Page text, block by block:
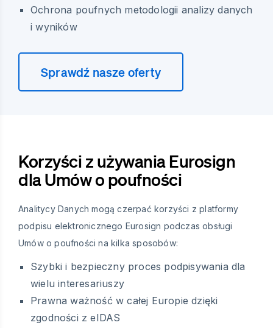
Ochrona poufnych metodologii analizy danych
i wyników
Sprawdź nasze oferty
Korzyści z używania Eurosign
dla Umów o poufności
Analitycy Danych mogą czerpać korzyści z platformy
podpisu elektronicznego Eurosign podczas obsługi
Umów o poufności na kilka sposobów:
Szybki i bezpieczny proces podpisywania dla
wielu interesariuszy
Prawna ważność w całej Europie dzięki
zgodności z eIDAS